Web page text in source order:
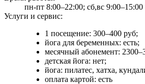
пн-пт 8:00–22:00; сб,вс 9:00–15:00
Услуги и сервис:
1 посещение: 300–400 руб;
йога для беременных: есть;
месячный абонемент:
детская йога: нет;
йога: пилатес, хатха,
оплата картой: есть